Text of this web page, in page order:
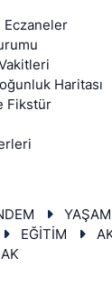
Eczaneler
Haritası
Fikstür
YAŞAM
EĞİTİM